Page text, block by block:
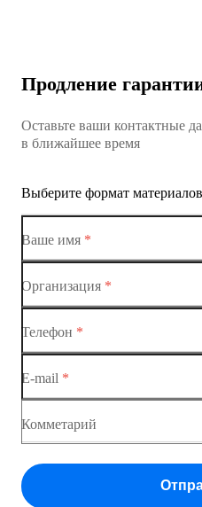
Коммутатор
Коммутатор
Коммутаторы
Коммутатор
Коммутатор
Продление
Оставьте ваши контактные
в ближайшее время
Выберите формат
Ethernet-коммутаторы
Коммутатор
Ваше имя *
Организация *
Телефон *
E-mail *
Комметарий